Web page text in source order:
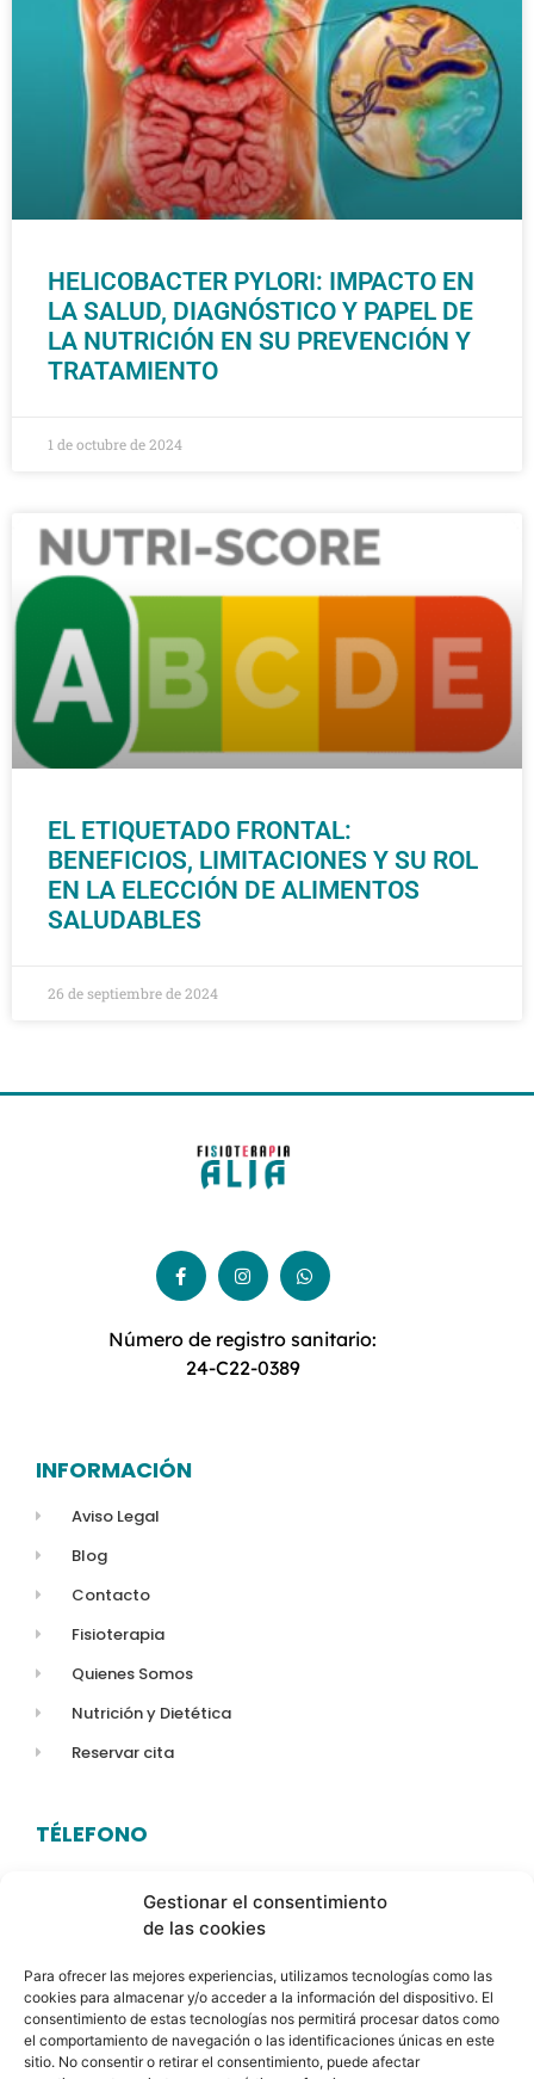
Gestionar el consentimiento
de las cookies
Para ofrecer las mejores experiencias, utilizamos tecnologías como las
cookies para almacenar y/o acceder a la información del dispositivo. El
consentimiento de estas tecnologías nos permitirá procesar datos como
el comportamiento de navegación o las identificaciones únicas en este
sitio. No consentir o retirar el consentimiento, puede afectar
HELICOBACTER PYLORI: IMPACTO EN
LA SALUD, DIAGNÓSTICO Y PAPEL DE
LA NUTRICIÓN EN SU PREVENCIÓN Y
TRATAMIENTO
1 de octubre de 2024
EL ETIQUETADO FRONTAL:
BENEFICIOS, LIMITACIONES Y SU ROL
EN LA ELECCIÓN DE ALIMENTOS
SALUDABLES
26 de septiembre de 2024
Número de registro sanitario:
24-C22-0389
INFORMACIÓN
Aviso Legal
Blog
Contacto
Fisioterapia
Quienes Somos
Nutrición y Dietética
Reservar cita
TÉLEFONO
Lunes a Viernes:9:00 am a 21:00 pm
DIRECCIÓN